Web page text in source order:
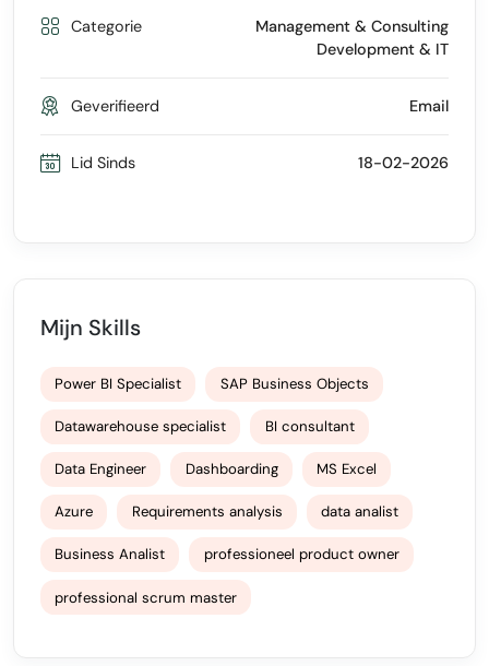
Categorie
Management & Consulting
Development & IT
Geverifieerd Email
Lid Sinds 18-02-2026
Mijn Skills
Power BI Specialist SAP Business Objects
Datawarehouse specialist BI consultant
Data Engineer Dashboarding MS Excel
Azure Requirements analysis data analist
Business Analist professioneel product owner
professional scrum master